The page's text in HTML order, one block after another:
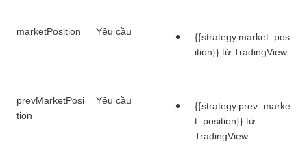
marketPosition Yêu cầu
{{strategy.market_pos
ition}} từ TradingView
prevMarketPosi
tion
Yêu cầu
{{strategy.prev_marke
t_position}} từ
TradingView